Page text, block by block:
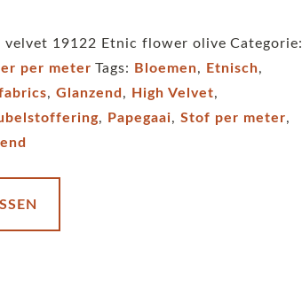
velvet 19122 Etnic flower olive Categorie:
per meter Tags: Bloemen, Etnisch,
,Glanzend , High Velvet,
, Papegaai,Stof per meter,